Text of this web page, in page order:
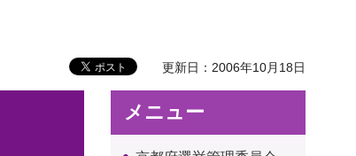
更新日：2006年10月18日
メニュー